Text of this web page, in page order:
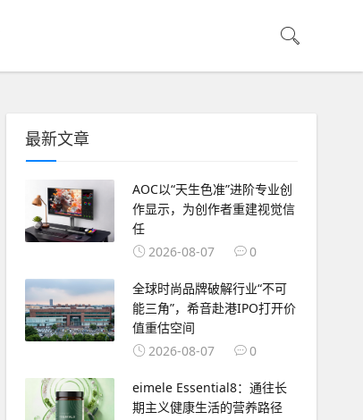
最新文章
AOC以“天生色准”进阶专业创
作显示，为创作者重建视觉信
任
2026-08-07
0
全球时尚品牌破解行业“不可
能三角”，希音赴港IPO打开价
值重估空间
2026-08-07
0
eimele Essential8：通往长
期主义健康生活的营养路径